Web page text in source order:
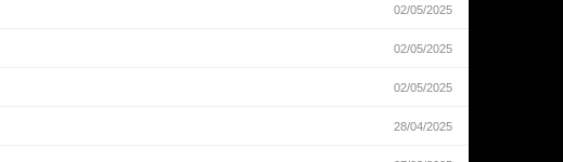
02/05/2025
02/05/2025
02/05/2025
28/04/2025